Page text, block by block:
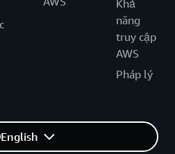
Khả
năng
truy cập
AWS
Pháp lý
English